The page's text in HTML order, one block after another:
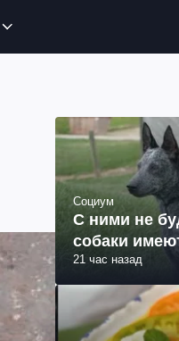
Социум
С ними не
собаки
21 час назад